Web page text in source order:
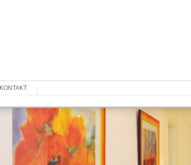
KONTAKT